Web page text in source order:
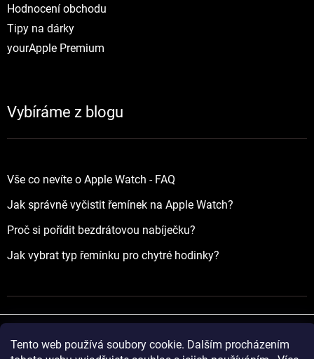
Tento web používá soubory cookie. Dalším procházením
Hodnocení obchodu
Tipy na dárky
yourApple Premium
Vybíráme z blogu
Vše co nevíte o Apple Watch - FAQ
Jak správně vyčistit řemínek na Apple Watch?
Proč si pořídit bezdrátovou nabíječku?
Jak vybrat typ řemínku pro chytré hodinky?
Vytvořil Shoptet